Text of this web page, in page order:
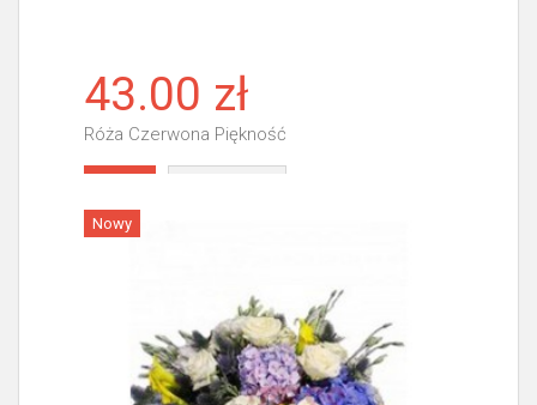
43.00 zł
Róża Czerwona Piękność
Nowy